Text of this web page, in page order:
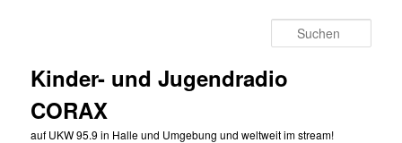
Kinder- und Jugendradio
CORAX
auf UKW 95.9 in Halle und Umgebung und weltweit im stream!